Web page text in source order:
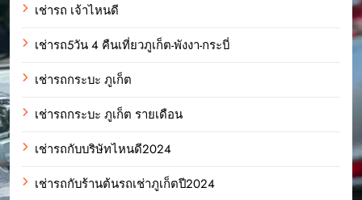
เช่ารถ เจ้าไหนดี
เช่ารถ5วัน 4 คืนเที่ยวภูเก็ต-พังงา-กระบี่
เช่ารถกระบะ ภูเก็ต
เช่ารถกระบะ ภูเก็ต รายเดือน
เช่ารถกับบริษัทไหนดี2024
เช่ารถกับร้านต้นรถเช่าภูเก็ตปี2024